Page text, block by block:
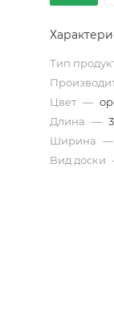
Тип
Цвет —
Длина —
Ширина —
Вид доски